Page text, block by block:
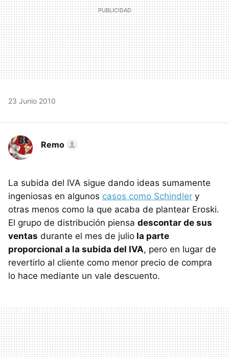
23 Junio 2010
Remo
La subida del IVA sigue dando ideas sumamente
ingeniosas en algunos casos como Schindler y
otras menos como la que acaba de plantear Eroski.
El grupo de distribución piensa descontar de sus
ventas durante el mes de julio la parte
proporcional a la subida del IVA, pero en lugar de
revertirlo al cliente como menor precio de compra
lo hace mediante un vale descuento.